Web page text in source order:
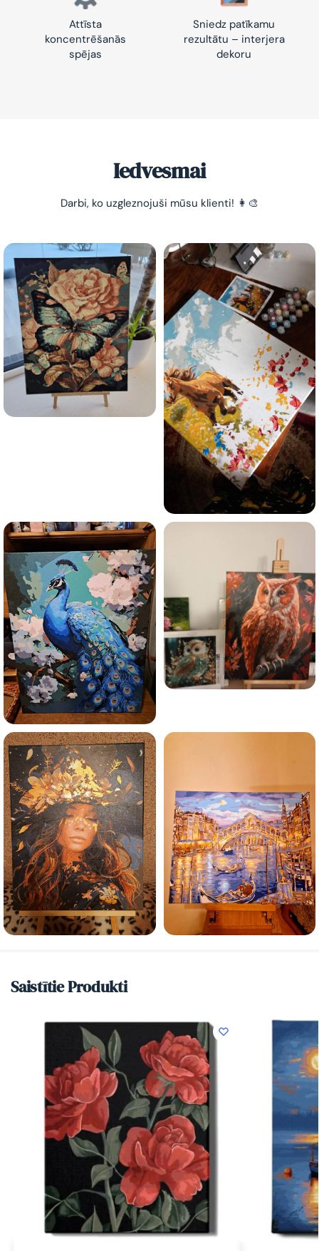
Attīsta
koncentrēšanās
spējas
Sniedz patīkamu
rezultātu – interjera
dekoru
Iedvesmai
Darbi, ko uzgleznojuši mūsu klienti! 👩‍🎨
Saistītie Produkti